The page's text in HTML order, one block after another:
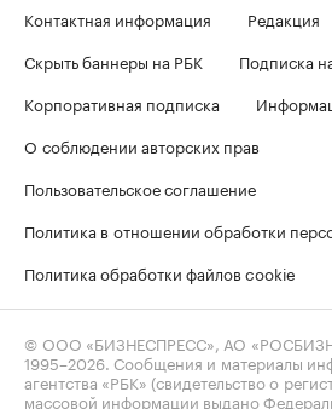
Контактная информация
Редакция
Скрыть баннеры на РБК
Подписка
Корпоративная подписка
О соблюдении авторских прав
Пользовательское соглашение
Политика в отношении обработки
Политика обработки файлов cookie
© ООО «БИЗНЕСПРЕСС», АО
1995–2026 . Сообщения и материалы
агентства «РБК» (свидетельство о
массовой информации выдано